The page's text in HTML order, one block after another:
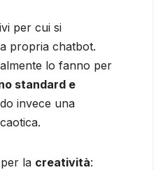
per cui si
propria chatbot.
lo fanno per
standard e
invece una
la creatività: